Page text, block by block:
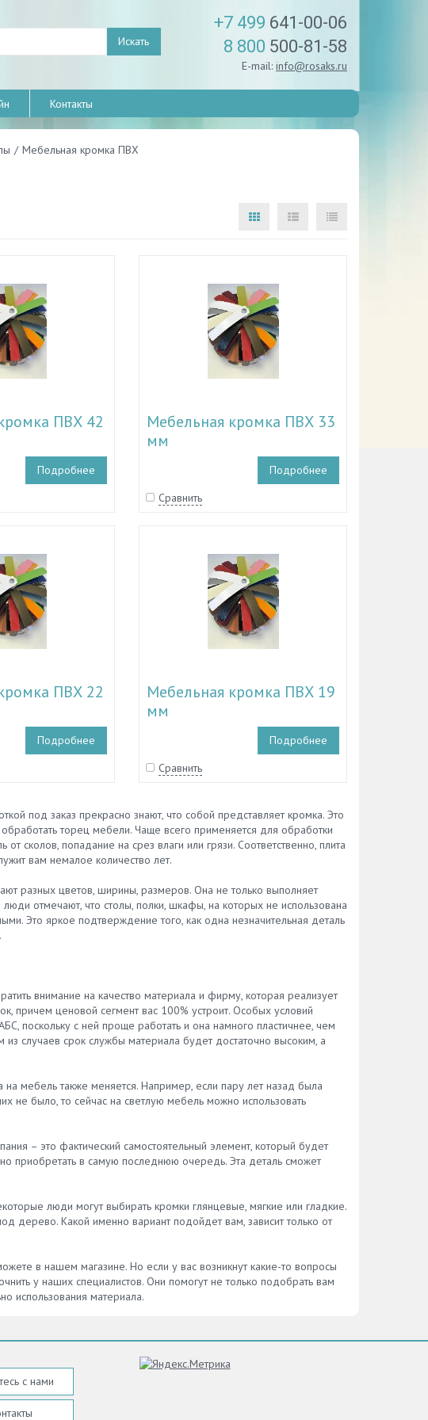
Искать
+7 499 641-00-06
8 800 500-81-58
E-mail: info@rosaks.ru
Контакты
/ Мебельная кромка ПВХ
ПВХ 42
Подробнее
Мебельная кромка ПВХ 33
мм
Подробнее
Сравнить
ПВХ 22
Подробнее
Мебельная кромка ПВХ 19
мм
Подробнее
Сравнить
под заказ прекрасно знают, что собой представляет кромка. Это
торец мебели. Чаще всего применяется для обработки
сколов, попадание на срез влаги или грязи. Соответственно, плита
вам немалое количество лет.
разных цветов, ширины, размеров. Она не только выполняет
отмечают, что столы, полки, шкафы, на которых не использована
Это яркое подтверждение того, как одна незначительная деталь
внимание на качество материала и фирму, которая реализует
причем ценовой сегмент вас 100% устроит. Особых условий
поскольку с ней проще работать и она намного пластичнее, чем
случаев срок службы материала будет достаточно высоким, а
мебель также меняется. Например, если пару лет назад была
не было, то сейчас на светлую мебель можно использовать
– это фактический самостоятельный элемент, который будет
приобретать в самую последнюю очередь. Эта деталь сможет
люди могут выбирать кромки глянцевые, мягкие или гладкие.
Какой именно вариант подойдет вам, зависит только от
в нашем магазине. Но если у вас возникнут какие-то вопросы
у наших специалистов. Они помогут не только подобрать вам
использования материала.
с нами